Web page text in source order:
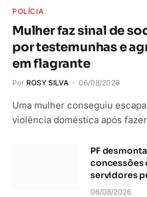
POLÍCIA
Mulher faz sinal de
por testemunhas e
em flagrante
Por ROSY SILVA 06/08/2026
Uma mulher conseguiu
violência doméstica após
PF
concessões
servidores
06/08/2026